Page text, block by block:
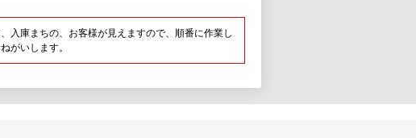
入庫まちの、お客様が見えますので、順番に作業し
がいします。